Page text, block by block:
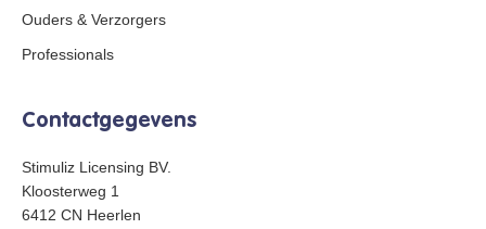
Ouders & Verzorgers
Professionals
Contactgegevens
Stimuliz Licensing BV.
Kloosterweg 1
6412 CN Heerlen